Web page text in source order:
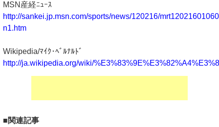
MSN産経ﾆｭｰｽ
http://sankei.jp.msn.com/sports/news/120216/
n1.htm
Wikipedia/ﾏｲｸ･ﾍﾞﾙﾅﾙﾄﾞ
http://ja.wikipedia.org/wiki/
■関連記事